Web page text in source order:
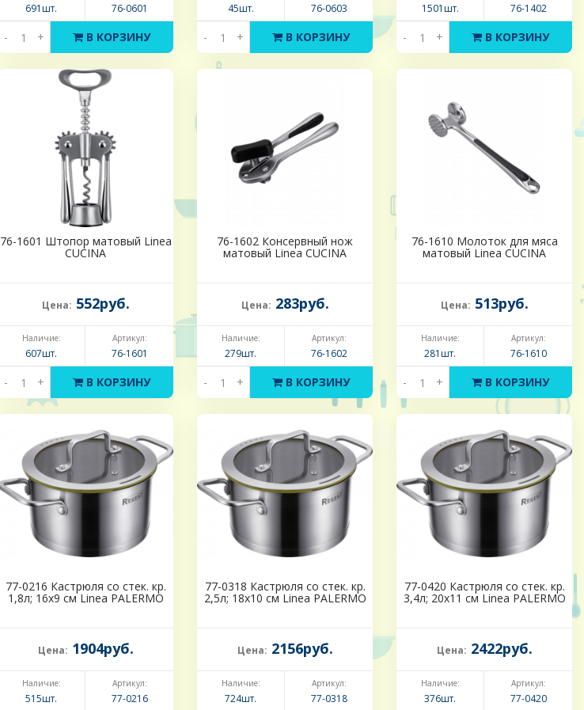
691шт. 76-0601
- + В КОРЗИНУ
45шт. 76-0603
- + В КОРЗИНУ
1501шт. 76-1402
- + В КОРЗИНУ
76-1601 Штопор матовый Linea
CUCINA
Цена: 552руб.
Наличие:
607шт.
Артикул:
76-1601
- + В КОРЗИНУ
76-1602 Консервный нож
матовый Linea CUCINA
Цена: 283руб.
Наличие:
279шт.
Артикул:
76-1602
- + В КОРЗИНУ
76-1610 Молоток для мяса
матовый Linea CUCINA
Цена: 513руб.
Наличие:
281шт.
Артикул:
76-1610
- + В КОРЗИНУ
77-0216 Кастрюля со стек. кр.
1,8л; 16х9 см Linea PALERMO
Цена: 1904руб.
Наличие:
515шт.
Артикул:
77-0216
77-0318 Кастрюля со стек. кр.
2,5л; 18х10 см Linea PALERMO
Цена: 2156руб.
Наличие:
724шт.
Артикул:
77-0318
77-0420 Кастрюля со стек. кр.
3,4л; 20х11 см Linea PALERMO
Цена: 2422руб.
Наличие:
376шт.
Артикул:
77-0420